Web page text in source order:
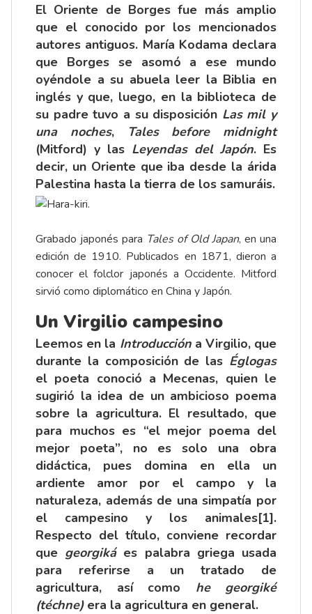
El Oriente de Borges fue más amplio
que el conocido por los mencionados
autores antiguos. María Kodama declara
que Borges se asomó a ese mundo
oyéndole a su abuela leer la Biblia en
inglés y que, luego, en la biblioteca de
su padre tuvo a su disposición Las mil y
una noches,
Tales before midnight
(Mitford) y las Leyendas del Japón. Es
decir, un Oriente que iba desde la árida
Palestina hasta la tierra de los samuráis.
Grabado japonés para Tales of Old Japan, en una
edición de 1910. Publicados en 1871, dieron a
conocer el folclor japonés a Occidente. Mitford
sirvió como diplomático en China y Japón.
Un Virgilio campesino
Leemos en la Introduccióna Virgilio, que
durante la composición de las Églogas
el poeta conoció a Mecenas, quien le
sugirió la idea de un ambicioso poema
sobre la agricultura. El resultado, que
para muchos es “el mejor poema del
mejor poeta”, no es solo una obra
didáctica, pues domina en ella un
ardiente amor por el campo y la
naturaleza, además de una simpatía por
el campesino y los animales[1].
Respecto del título, conviene recordar
que georgikáes palabra griega usada
para referirse a un tratado de
agricultura, así como he georgiké
(téchne) era la agricultura en general.